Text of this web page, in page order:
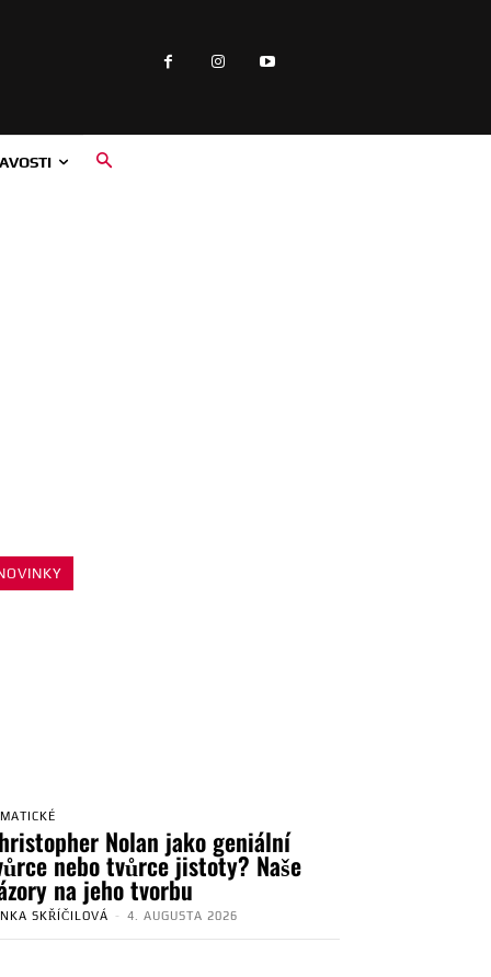
Nolan jako geniální
nebo tvůrce jistoty? Naše
na jeho tvorbu
SKŘÍČILOVÁ - 4. AUGUSTA 2026